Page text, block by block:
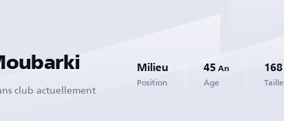
club actuellement
Milieu
Position
45 An
Âge
168
Taille